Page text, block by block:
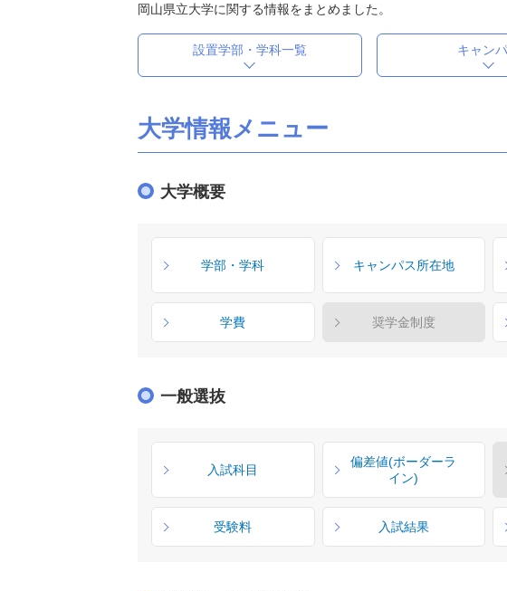
岡山県立大学に関する情報をまとめました。
設置学部・学科一覧 キャン
大学情報メニュー
大学概要
学部・学科 キャンパス所在地
学費 奨学金制度
一般選抜
入試科目
偏差値(ボーダーラ
イン)
受験料 入試結果